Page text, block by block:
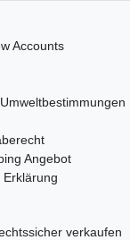
Accounts
Angebot
Erklärung
verkaufen